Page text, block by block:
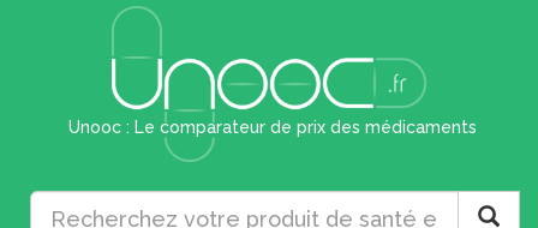
Unooc : Le comparateur de prix des médicaments